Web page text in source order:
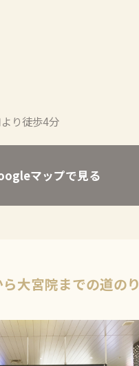
り徒歩4分
マップで見る
大宮院までの道のり